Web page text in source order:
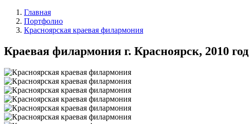
Главная
Портфолио
Красноярская краевая филармония
Краевая филармония г. Красноярск, 2010 год